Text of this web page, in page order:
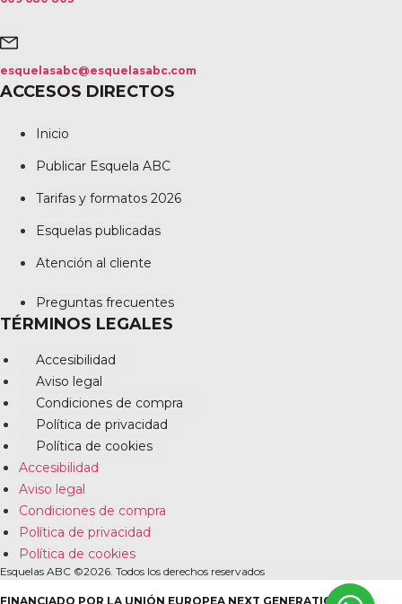
esquelasabc@esquelasabc.com
ACCESOS DIRECTOS
Inicio
Publicar Esquela ABC
Tarifas y formatos 2026
Esquelas publicadas
Atención al cliente
Preguntas frecuentes
TÉRMINOS LEGALES
Accesibilidad
Aviso legal
Condiciones de compra
Política de privacidad
Política de cookies
Accesibilidad
Aviso legal
Condiciones de compra
Política de privacidad
Política de cookies
Esquelas ABC ©2026. Todos los derechos reservados
FINANCIADO POR LA UNIÓN EUROPEA NEXT GENERATION EU